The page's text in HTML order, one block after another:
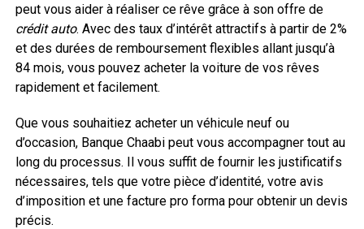
peut vous aider à réaliser ce rêve grâce à son offre de
crédit auto. Avec des taux d’intérêt attractifs à partir de 2%
et des durées de remboursement flexibles allant jusqu’à
84 mois, vous pouvez acheter la voiture de vos rêves
rapidement et facilement.
Que vous souhaitiez acheter un véhicule neuf ou
d’occasion, Banque Chaabi peut vous accompagner tout au
long du processus. Il vous suffit de fournir les justificatifs
nécessaires, tels que votre pièce d’identité, votre avis
d’imposition et une facture pro forma pour obtenir un devis
précis.